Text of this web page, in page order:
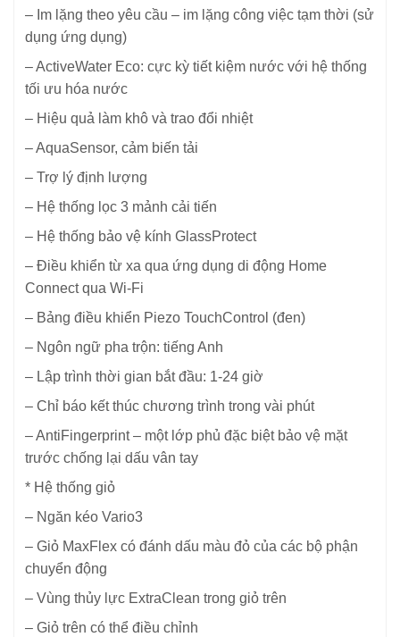
– Im lặng theo yêu cầu – im lặng công việc tạm thời (sử
dụng ứng dụng)
– ActiveWater Eco: cực kỳ tiết kiệm nước với hệ thống
tối ưu hóa nước
– Hiệu quả làm khô và trao đổi nhiệt
– AquaSensor, cảm biến tải
– Trợ lý định lượng
– Hệ thống lọc 3 mảnh cải tiến
– Hệ thống bảo vệ kính GlassProtect
– Điều khiển từ xa qua ứng dụng di động Home
Connect qua Wi-Fi
– Bảng điều khiển Piezo TouchControl (đen)
– Ngôn ngữ pha trộn: tiếng Anh
– Lập trình thời gian bắt đầu: 1-24 giờ
– Chỉ báo kết thúc chương trình trong vài phút
– AntiFingerprint – một lớp phủ đặc biệt bảo vệ mặt
trước chống lại dấu vân tay
* Hệ thống giỏ
– Ngăn kéo Vario3
– Giỏ MaxFlex có đánh dấu màu đỏ của các bộ phận
chuyển động
– Vùng thủy lực ExtraClean trong giỏ trên
– Giỏ trên có thể điều chỉnh